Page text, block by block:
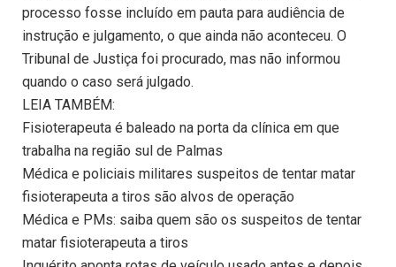
processo fosse incluído em pauta para audiência de
instrução e julgamento, o que ainda não aconteceu. O
Tribunal de Justiça foi procurado, mas não informou
quando o caso será julgado.
LEIA TAMBÉM:
Fisioterapeuta é baleado na porta da clínica em que
trabalha na região sul de Palmas
Médica e policiais militares suspeitos de tentar matar
fisioterapeuta a tiros são alvos de operação
Médica e PMs: saiba quem são os suspeitos de tentar
matar fisioterapeuta a tiros